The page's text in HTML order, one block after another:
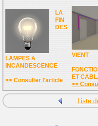
LA
FIN
DES
LAMPES A
INCANDESCENCE
>> Consulter l'article
VIENT
ET
>>
Liste